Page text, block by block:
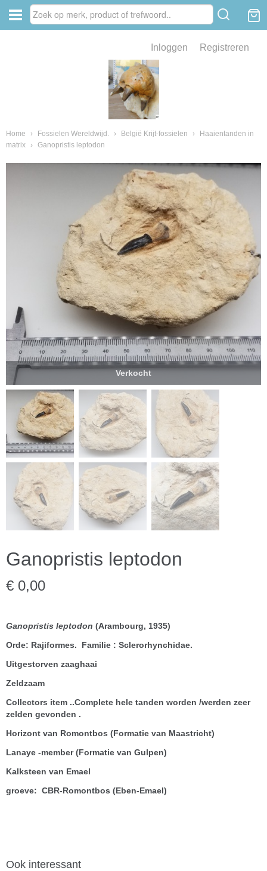
Inloggen Registreren
Home › Fossielen Wereldwijd. › België Krijt-fossielen ›
Haaientanden in
matrix
› Ganopristis leptodon
Verkocht
Ganopristis leptodon
€ 0,00
Ganopristis leptodon (Arambourg, 1935)
Orde: Rajiformes. Familie : Sclerorhynchidae.
Uitgestorven zaaghaai
Zeldzaam
Collectors item ..Complete hele tanden worden /werden zeer
zelden gevonden .
Horizont van Romontbos (Formatie van Maastricht)
Lanaye -member (Formatie van Gulpen)
Kalksteen van Emael
groeve: CBR-Romontbos (Eben-Emael)
Ook interessant
van fossielen en mineralen